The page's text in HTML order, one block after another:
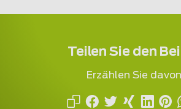
Teilen Sie den
Erzählen Sie